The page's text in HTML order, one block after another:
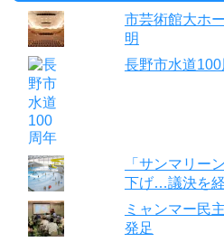
市芸術館大ホ
明
長野市水道
「サンマリー
下げ…議決を
ミャンマー民
発足